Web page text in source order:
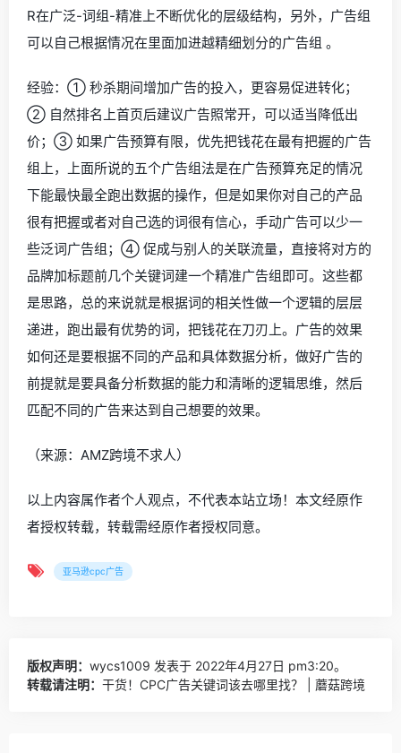
R在广泛-词组-精准上不断优化的层级结构，另外，广告组
可以自己根据情况在里面加进越精细划分的广告组 。
经验：① 秒杀期间增加广告的投入，更容易促进转化；
② 自然排名上首页后建议广告照常开，可以适当降低出
价；③ 如果广告预算有限，优先把钱花在最有把握的广告
组上，上面所说的五个广告组法是在广告预算充足的情况
下能最快最全跑出数据的操作，但是如果你对自己的产品
很有把握或者对自己选的词很有信心，手动广告可以少一
些泛词广告组；④ 促成与别人的关联流量，直接将对方的
品牌加标题前几个关键词建一个精准广告组即可。这些都
是思路，总的来说就是根据词的相关性做一个逻辑的层层
递进，跑出最有优势的词，把钱花在刀刃上。广告的效果
如何还是要根据不同的产品和具体数据分析，做好广告的
前提就是要具备分析数据的能力和清晰的逻辑思维，然后
匹配不同的广告来达到自己想要的效果。
（来源：AMZ跨境不求人）
以上内容属作者个人观点，不代表本站立场！本文经原作
者授权转载，转载需经原作者授权同意。
亚马逊cpc广告
版权声明： wycs1009 发表于 2022年4月27日 pm3:20。
转载请注明： 干货！CPC广告关键词该去哪里找？ | 蘑菇跨境